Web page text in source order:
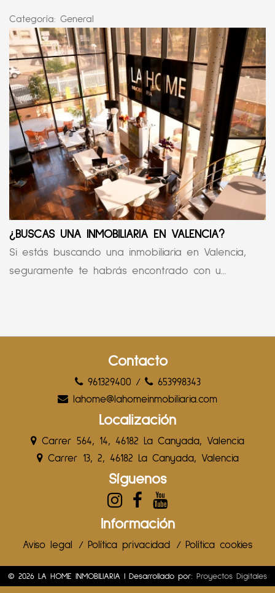
Categoría: General
¿BUSCAS UNA INMOBILIARIA EN VALENCIA?
Si estás buscando una inmobiliaria en Valencia,
seguramente te habrás encontrado con u...
Contacto
961329400 /
653998343
lahome@lahomeinmobiliaria.com
Localización
Carrer 564, 14, 46182 La Canyada, Valencia
Carrer 13, 2, 46182 La Canyada, Valencia
Síguenos
Información
Aviso legal / Política privacidad / Política cookies
© 2026 LA HOME INMOBILIARIA | Desarrollado por: Proyectos Digitales